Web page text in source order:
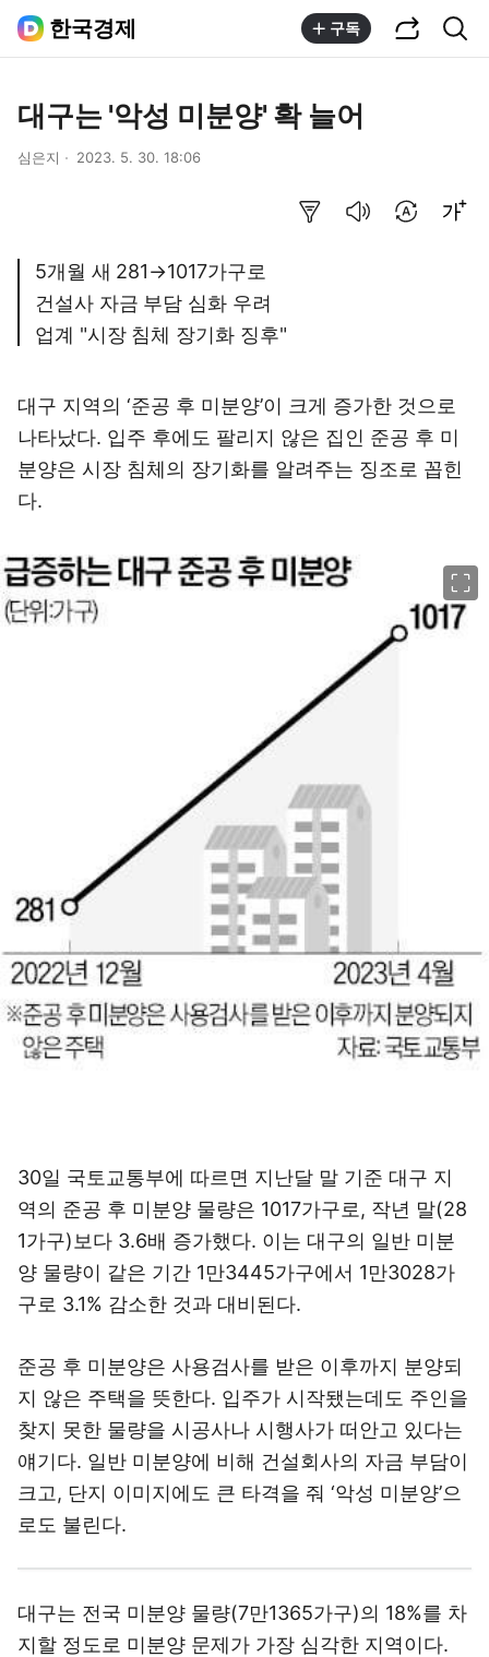
한국경제 구독
대구는 '악성 미분양' 확 늘어
심은지 2023. 5. 30. 18:06
5개월 새 281→1017가구로
건설사 자금 부담 심화 우려
업계 "시장 침체 장기화 징후"
대구 지역의 ‘준공 후 미분양’이 크게 증가한 것으로
나타났다. 입주 후에도 팔리지 않은 집인 준공 후 미
분양은 시장 침체의 장기화를 알려주는 징조로 꼽힌
다.
30일 국토교통부에 따르면 지난달 말 기준 대구 지
역의 준공 후 미분양 물량은 1017가구로, 작년 말(28
1가구)보다 3.6배 증가했다. 이는 대구의 일반 미분
양 물량이 같은 기간 1만3445가구에서 1만3028가
구로 3.1% 감소한 것과 대비된다.
준공 후 미분양은 사용검사를 받은 이후까지 분양되
지 않은 주택을 뜻한다. 입주가 시작됐는데도 주인을
찾지 못한 물량을 시공사나 시행사가 떠안고 있다는
얘기다. 일반 미분양에 비해 건설회사의 자금 부담이
크고, 단지 이미지에도 큰 타격을 줘 ‘악성 미분양’으
로도 불린다.
대구는 전국 미분양 물량(7만1365가구)의 18%를 차
지할 정도로 미분양 문제가 가장 심각한 지역이다.